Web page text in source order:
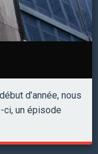
d’année, nous
un épisode